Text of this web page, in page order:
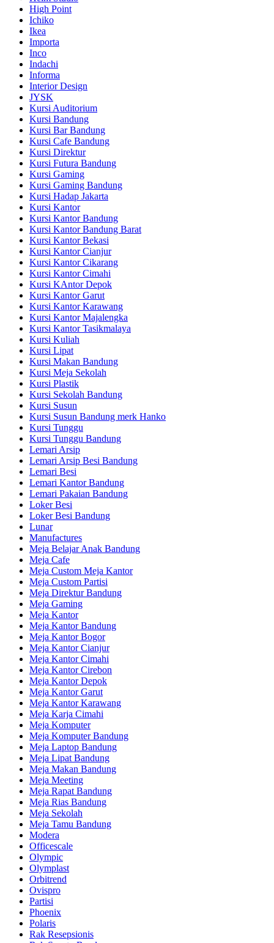
High Point
Ichiko
Ikea
Importa
Inco
Indachi
Informa
Interior Design
JYSK
Kursi Auditorium
Kursi Bandung
Kursi Bar Bandung
Kursi Cafe Bandung
Kursi Direktur
Kursi Futura Bandung
Kursi Gaming
Kursi Gaming Bandung
Kursi Hadap Jakarta
Kursi Kantor
Kursi Kantor Bandung
Kursi Kantor Bandung Barat
Kursi Kantor Bekasi
Kursi Kantor Cianjur
Kursi Kantor Cikarang
Kursi Kantor Cimahi
Kursi KAntor Depok
Kursi Kantor Garut
Kursi Kantor Karawang
Kursi Kantor Majalengka
Kursi Kantor Tasikmalaya
Kursi Kuliah
Kursi Lipat
Kursi Makan Bandung
Kursi Meja Sekolah
Kursi Plastik
Kursi Sekolah Bandung
Kursi Susun
Kursi Susun Bandung merk Hanko
Kursi Tunggu
Kursi Tunggu Bandung
Lemari Arsip
Lemari Arsip Besi Bandung
Lemari Besi
Lemari Kantor Bandung
Lemari Pakaian Bandung
Loker Besi
Loker Besi Bandung
Lunar
Manufactures
Meja Belajar Anak Bandung
Meja Cafe
Meja Custom Meja Kantor
Meja Custom Partisi
Meja Direktur Bandung
Meja Gaming
Meja Kantor
Meja Kantor Bandung
Meja Kantor Bogor
Meja Kantor Cianjur
Meja Kantor Cimahi
Meja Kantor Cirebon
Meja Kantor Depok
Meja Kantor Garut
Meja Kantor Karawang
Meja Karja Cimahi
Meja Komputer
Meja Komputer Bandung
Meja Laptop Bandung
Meja Lipat Bandung
Meja Makan Bandung
Meja Meeting
Meja Rapat Bandung
Meja Rias Bandung
Meja Sekolah
Meja Tamu Bandung
Modera
Officescale
Olympic
Olymplast
Orbitrend
Ovispro
Partisi
Phoenix
Polaris
Rak Resepsionis